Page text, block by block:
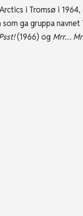
i Tromsø i
ga gruppa navnet
(1966) og Mrr…